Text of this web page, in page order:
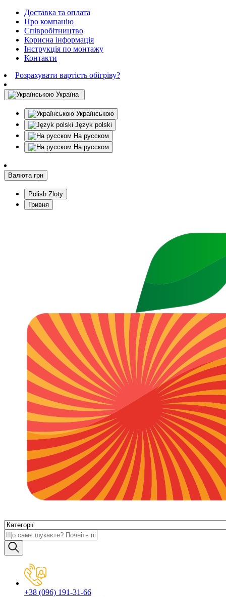
Доставка та оплата
Про компанію
Співробітництво
Корисна інформація
Інструкція по монтажу
Контакти
Розрахувати вартість обігріву?
Україна
Українською
Język polski
На русском
На русском
Валюта грн
Polish Zloty
Гривня
+38 (096) 191-31-66